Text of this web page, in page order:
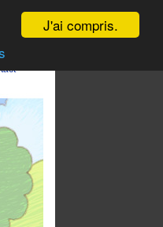
J'ai compris.